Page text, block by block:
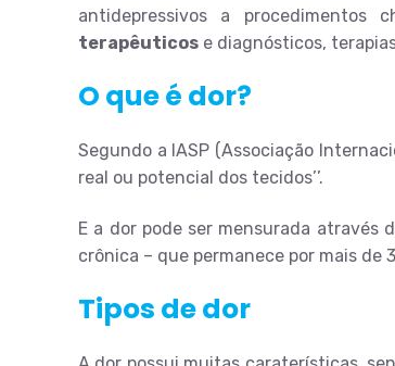
antidepressivos a procedimentos
terapêuticos e diagnósticos,
O que é dor?
Segundo a IASP (Associação
real ou potencial dos tecidos’’.
E a dor pode ser mensurada através
crônica – que permanece por mais de
Tipos de dor